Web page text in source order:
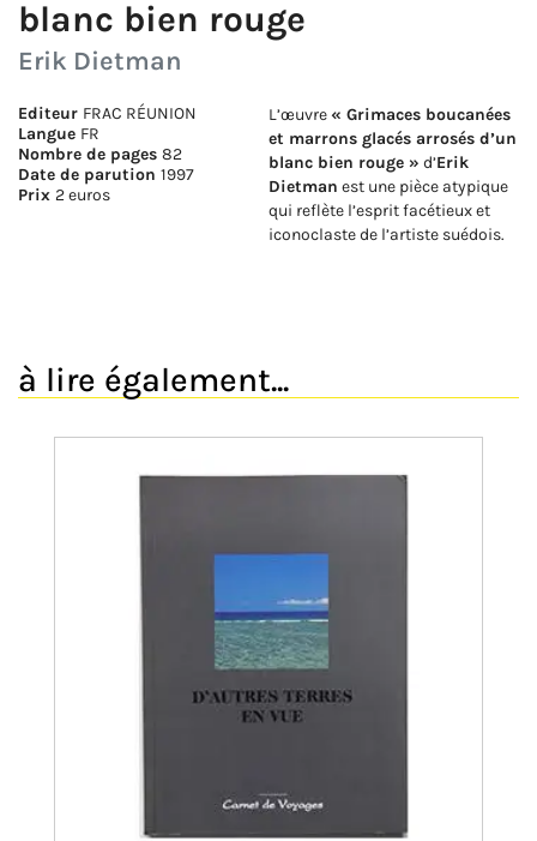
blanc bien rouge
Erik Dietman
Editeur FRAC RÉUNION
Langue FR
Nombre de pages 82
Date de parution 1997
Prix 2 euros
L’œuvre« Grimaces boucanées
et marrons glacés arrosés d’un
blanc bien rouge » d’Erik
Dietman est une pièce atypique
qui reflète l’esprit facétieux et
iconoclaste de l’artiste suédois.
à lire également...